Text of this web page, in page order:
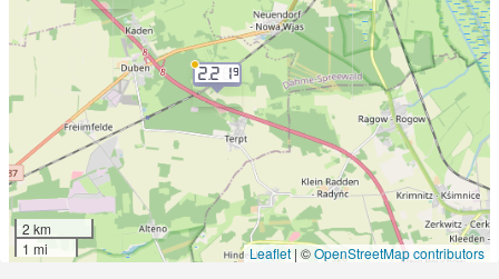
2.219
2 km
1 mi
Leaflet | ©OpenStreetMap contributors